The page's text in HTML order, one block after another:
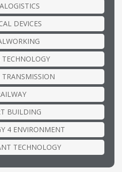
DEVICES
TECHNOLOGY
BUILDING
4 ENVIRONMENT
TECHNOLOGY